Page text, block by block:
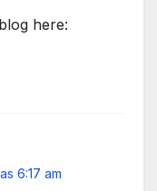
here:
6:17 am